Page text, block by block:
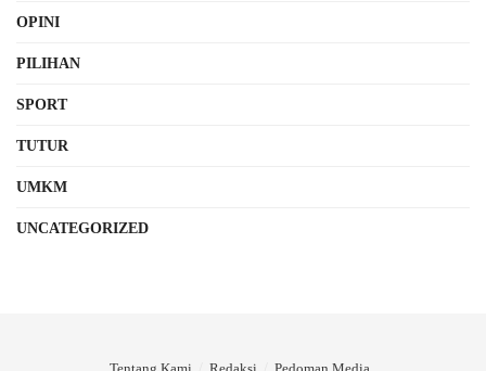
OPINI
PILIHAN
SPORT
TUTUR
UMKM
UNCATEGORIZED